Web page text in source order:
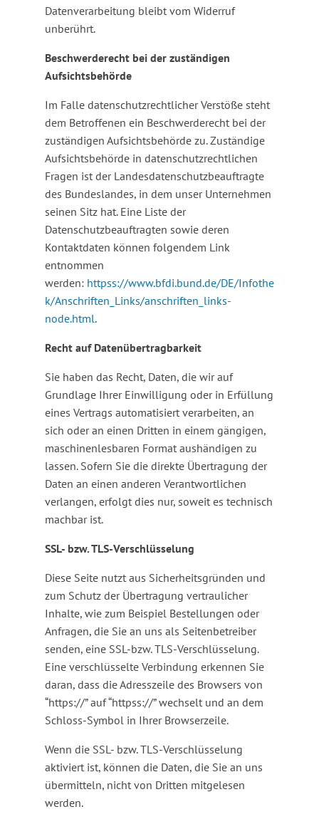
Datenverarbeitung bleibt vom Widerruf
unberührt.
Beschwerderecht bei der zuständigen
Aufsichtsbehörde
Im Falle datenschutzrechtlicher Verstöße steht
dem Betroffenen ein Beschwerderecht bei der
zuständigen Aufsichtsbehörde zu. Zuständige
Aufsichtsbehörde in datenschutzrechtlichen
Fragen ist der Landesdatenschutzbeauftragte
des Bundeslandes, in dem unser Unternehmen
seinen Sitz hat. Eine Liste der
Datenschutzbeauftragten sowie deren
Kontaktdaten können folgendem Link
entnommen
werden: httpss://www.bfdi.bund.de/DE/Infothe
k/Anschriften_Links/anschriften_links-
node.html.
Recht auf Datenübertragbarkeit
Sie haben das Recht, Daten, die wir auf
Grundlage Ihrer Einwilligung oder in Erfüllung
eines Vertrags automatisiert verarbeiten, an
sich oder an einen Dritten in einem gängigen,
maschinenlesbaren Format aushändigen zu
lassen. Sofern Sie die direkte Übertragung der
Daten an einen anderen Verantwortlichen
verlangen, erfolgt dies nur, soweit es technisch
machbar ist.
SSL- bzw. TLS-Verschlüsselung
Diese Seite nutzt aus Sicherheitsgründen und
zum Schutz der Übertragung vertraulicher
Inhalte, wie zum Beispiel Bestellungen oder
Anfragen, die Sie an uns als Seitenbetreiber
senden, eine SSL-bzw. TLS-Verschlüsselung.
Eine verschlüsselte Verbindung erkennen Sie
daran, dass die Adresszeile des Browsers von
“https://” auf “httpss://” wechselt und an dem
Schloss-Symbol in Ihrer Browserzeile.
Wenn die SSL- bzw. TLS-Verschlüsselung
aktiviert ist, können die Daten, die Sie an uns
übermitteln, nicht von Dritten mitgelesen
werden.